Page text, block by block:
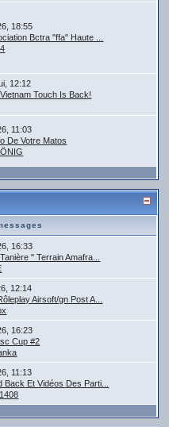
18:55
Bctra "ffa" Haute ...
12:12
Touch Is Back!
11:03
De Votre Matos
16:33
" Terrain Amafra...
12:14
Airsoft/gn Post A...
16:23
Cup #2
11:13
Back Et Vidéos Des Parti...